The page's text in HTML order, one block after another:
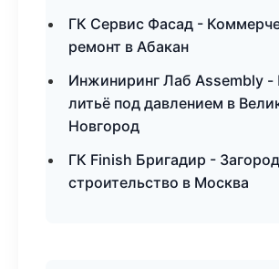
ГК Сервис Фасад -
ремонт в Абакан
Инжиниринг Лаб Assembly -
литьё под давлением в
Новгород
ГК Finish Бригадир -
строительство в Москва